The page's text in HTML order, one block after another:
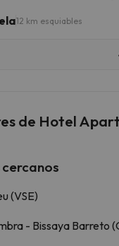
12 km esquiables
de Hotel
(VSE)
- Bissaya Barreto